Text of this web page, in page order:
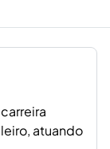
atuando